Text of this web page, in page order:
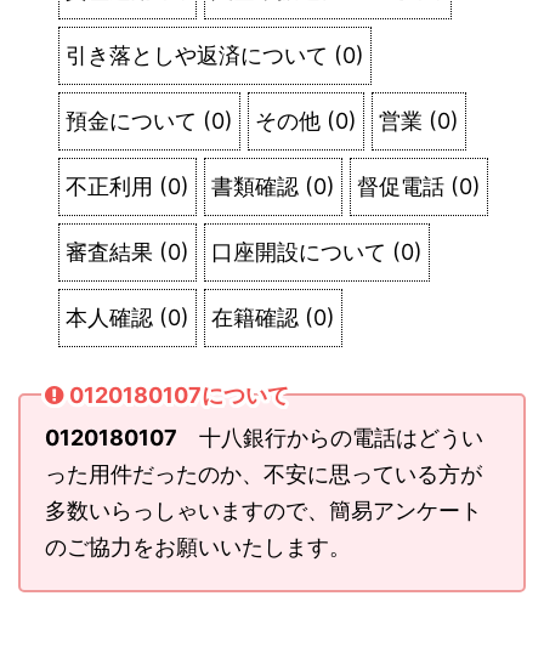
引き落としや返済について (0)
預金について (0) その他 (0) 営業 (0)
不正利用 (0) 書類確認 (0) 督促電話 (0)
審査結果 (0) 口座開設について (0)
本人確認 (0) 在籍確認 (0)
0120180107について
0120180107 十八銀行からの電話はどうい
った用件だったのか、不安に思っている方が
多数いらっしゃいますので、簡易アンケート
のご協力をお願いいたします。